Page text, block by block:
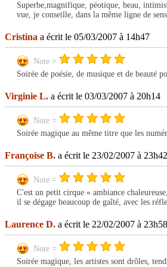
Superbe,magnifique, péotique, beau,
vue, je conseille, dans la même ligne de
Cristina a écrit le 05/03/2007 à 14h47
Note =
Soirée de poésie, de musique et de beauté
Virginie L. a écrit le 03/03/2007 à 20h14
Note =
Soirée magique au même titre que les
Françoise B. a écrit le 23/02/2007 à 23h42
Note =
C'est un petit cirque « ambiance
il se dégage beaucoup de gaîté, avec les
Laurence D. a écrit le 22/02/2007 à 23h58
Note =
Soirée magique, les artistes sont drôles,